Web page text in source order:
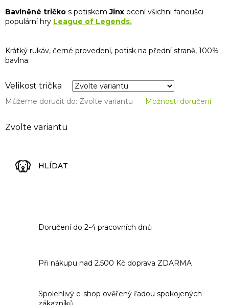
Zvolte variantu
Velikost trička
Můžeme doručit do: Zvolte variantu Možnosti doručení
Bavlněné tričko s potiskemJinx ocení všichni fanoušci
populární hry League of Legends.
Krátký rukáv, černé provedení, potisk na přední straně, 100%
bavlna
HLÍDAT
Doručení do 2-4 pracovních dnů
Při nákupu nad 2.500 Kč doprava ZDARMA
Spolehlivý e-shop ověřený řadou spokojených